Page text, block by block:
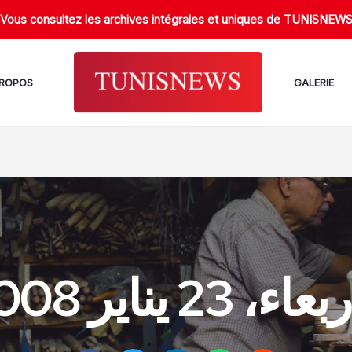
Vous consultez les archives intégrales et uniques de TUNISNEWS
GALERIE
23 يناير 2008